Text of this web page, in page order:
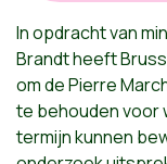
In opdracht van
Brandt heeft
om de Pierre
te behouden voor
termijn kunnen